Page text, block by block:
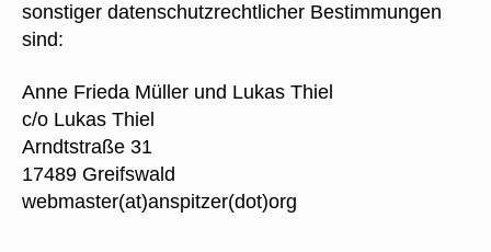
sonstiger datenschutzrechtlicher Bestimmungen
sind:
Anne Frieda Müller und Lukas Thiel
c/o Lukas Thiel
Arndtstraße 31
17489 Greifswald
webmaster(at)anspitzer(dot)org